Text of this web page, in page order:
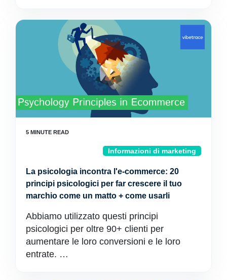
Informazioni di marketing
La psicologia incontra l'e-commerce: 20
principi psicologici per far crescere il tuo
marchio come un matto + come usarli
Abbiamo utilizzato questi principi
psicologici per oltre 90+ clienti per
aumentare le loro conversioni e le loro
entrate. …